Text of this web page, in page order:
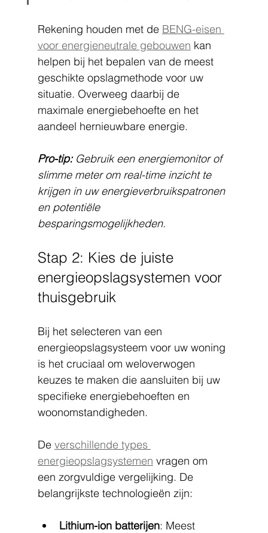
Rekening houden met de BENG-eisen
voor energieneutrale gebouwen kan
helpen bij het bepalen van de meest
geschikte opslagmethode voor uw
situatie. Overweeg daarbij de
maximale energiebehoefte en het
aandeel hernieuwbare energie.
Pro-tip: Gebruik een energiemonitor of
slimme meter om real-time inzicht te
krijgen in uw energieverbruikspatronen
en potentiële
besparingsmogelijkheden.
Stap 2: Kies de juiste
energieopslagsystemen voor
thuisgebruik
Bij het selecteren van een
energieopslagsysteem voor uw woning
is het cruciaal om weloverwogen
keuzes te maken die aansluiten bij uw
specifieke energiebehoeften en
woonomstandigheden.
De verschillende types
energieopslagsystemen vragen om
een zorgvuldige vergelijking. De
belangrijkste technologieën zijn:
Lithium-ion batterijen: Meest